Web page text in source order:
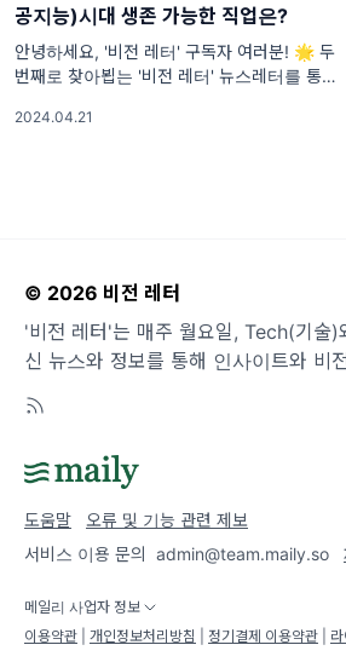
공지능)시대 생존 가능한 직업은?
안녕하세요, '비전 레터' 구독자 여러분! 🌟 두
번째로 찾아뵙는 '비전 레터' 뉴스레터를 통해
는 미래를 대비하기 위해서는 최신 기술
2024.04.21
© 2026 비전 레터
'비전 레터'는 매주 월요일, Tech(기술)
신 뉴스와 정보를 통해 인사이트와 비
도움말
오류 및 기능 관련 제보
서비스 이용 문의 admin@team.maily.so
메일리 사업자 정보
이용약관
개인정보처리방침 정기결제 이용약관